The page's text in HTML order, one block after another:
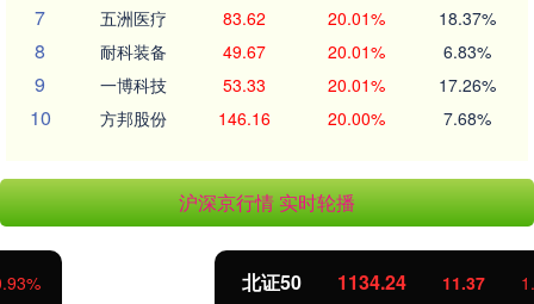
7 五洲医疗 83.62 20.01% 18.37%
8 耐科装备 49.67 20.01% 6.83%
9 一博科技 53.33 20.01% 17.26%
10 方邦股份 146.16 20.00% 7.68%
沪深京行情 实时轮播
1134.24 11.37 1.01%